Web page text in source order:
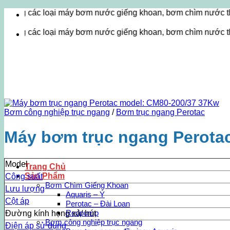
loại máy bơm nước giếng khoan, bơm chìm nước thải,
loại máy bơm nước giếng khoan, bơm chìm nước thải,
Trang Chủ
Sản Phẩm
Bơm Chìm Giếng Khoan
Aquaris – Ý
Perotac – Đài Loan
Redpump
Bơm công nghiệp trục ngang
Bơm công nghiệp trục ngang / Bơm trục ngang Perotac
Máy bơm trục ngang
Model
Công suất
Lưu lượng
Cột áp
Đường kính họng xả/ hút
Điện áp sử dụng